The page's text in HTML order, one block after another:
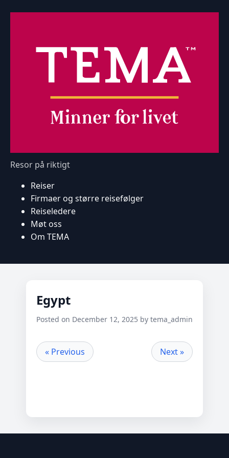
Resor på riktigt
Reiser
Firmaer og større reisefølger
Reiseledere
Møt oss
Om TEMA
Egypt
Posted on December 12, 2025 by tema_admin
« Previous Next »